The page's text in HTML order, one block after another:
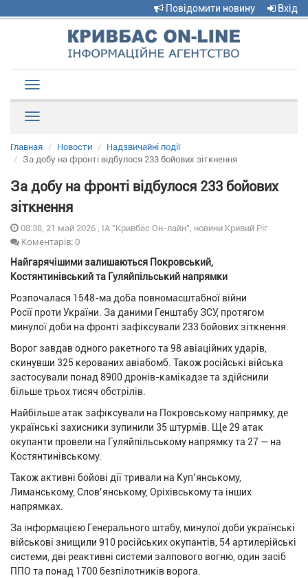
Повідомити новину Вхід
navigation
Главная Новости
Надзвичайні події
За добу на фронті відбулося 233 бойових зіткнення
За добу на фронті відбулося 233 бойових
зіткнення
08:38, 21 май 2026 , ІА "Кривбас Он-лайн", новини Кривий Ріг
Коментарів: 0
Найгарячішими залишаються Покровський,
Костянтинівський та Гуляйпільський напрямки
Розпочалася 1548-ма доба повномасштабної війни
Росії проти України. За даними Генштабу ЗСУ, протягом
минулої доби на фронті зафіксували 233 бойових зіткнення.
Ворог завдав одного ракетного та 98 авіаційних ударів,
скинувши 325 керованих авіабомб. Також російські війська
застосували понад 8900 дронів-камікадзе та здійснили
більше трьох тисяч обстрілів.
Найбільше атак зафіксували на Покровському напрямку, де
українські захисники зупинили 35 штурмів. Ще 29 атак
окупанти провели на Гуляйпільському напрямку та 27 — на
Костянтинівському.
Також активні бойові дії тривали на Куп’янському,
Лиманському, Слов’янському, Оріхівському та інших
напрямках.
За інформацією Генерального штабу, минулої доби українські
військові знищили 910 російських окупантів, 54 артилерійські
системи, дві реактивні системи залпового вогню, один засіб
ППО та понад 1700 безпілотників ворога.